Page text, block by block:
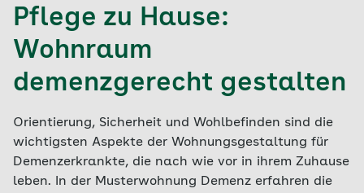
Pflege zu Hause:
Wohnraum
demenzgerecht gestalten
Orientierung, Sicherheit und Wohlbefinden sind die
wichtigsten Aspekte der Wohnungsgestaltung für
Demenzerkrankte, die nach wie vor in ihrem Zuhause
leben. In der Musterwohnung Demenz erfahren die